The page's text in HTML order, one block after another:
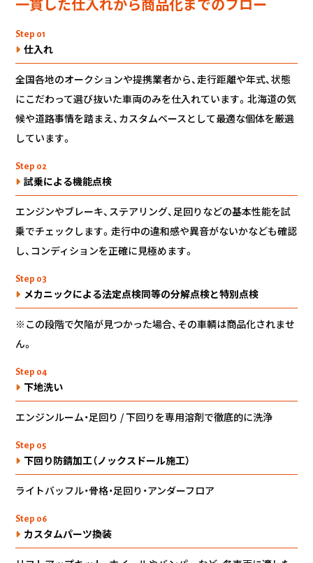
一貫した仕入れから商品化までのフロー
Step 01
仕入れ
全国各地のオークションや提携業者から、走行距離や年式、状態
にこだわって選び抜いた車両のみを仕入れています。北海道の気
候や道路事情を踏まえ、カスタムベースとして最適な個体を厳選
しています。
Step 02
試乗による機能点検
エンジンやブレーキ、ステアリング、足回りなどの基本性能を試
乗でチェックします。走行中の違和感や異音がないかなども確認
し、コンディションを正確に見極めます。
Step 03
メカニックによる法定点検同等の分解点検と特別点検
※この段階で欠陥が見つかった場合、その車輌は商品化されませ
ん。
Step 04
下地洗い
エンジンルーム・足回り / 下回りを専用溶剤で徹底的に洗浄
Step 05
下回り防錆加工（ノックスドール施工）
ライトバッフル・骨格・足回り・アンダーフロア
Step 06
カスタムパーツ換装